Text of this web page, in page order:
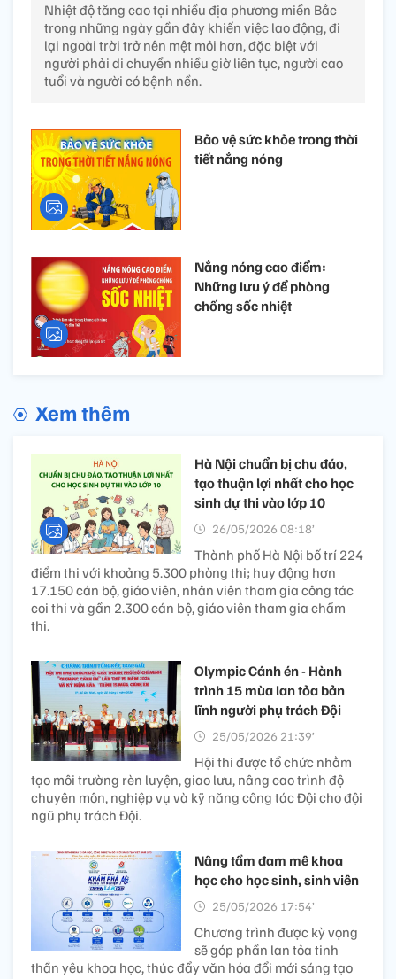
Nhiệt độ tăng cao tại nhiều địa phương miền Bắc
trong những ngày gần đây khiến việc lao động, đi
lại ngoài trời trở nên mệt mỏi hơn, đặc biệt với
người phải di chuyển nhiều giờ liên tục, người cao
tuổi và người có bệnh nền.
Bảo vệ sức khỏe trong thời
tiết nắng nóng
Nắng nóng cao điểm:
Những lưu ý để phòng
chống sốc nhiệt
Xem thêm
Hà Nội chuẩn bị chu đáo,
tạo thuận lợi nhất cho học
sinh dự thi vào lớp 10
26/05/2026 08:18’
Thành phố Hà Nội bố trí 224
điểm thi với khoảng 5.300 phòng thi; huy động hơn
17.150 cán bộ, giáo viên, nhân viên tham gia công tác
coi thi và gần 2.300 cán bộ, giáo viên tham gia chấm
thi.
Olympic Cánh én - Hành
trình 15 mùa lan tỏa bản
lĩnh người phụ trách Đội
25/05/2026 21:39’
Hội thi được tổ chức nhằm
tạo môi trường rèn luyện, giao lưu, nâng cao trình độ
chuyên môn, nghiệp vụ và kỹ năng công tác Đội cho đội
ngũ phụ trách Đội.
Nâng tầm đam mê khoa
học cho học sinh, sinh viên
25/05/2026 17:54’
Chương trình được kỳ vọng
sẽ góp phần lan tỏa tinh
thần yêu khoa học, thúc đẩy văn hóa đổi mới sáng tạo